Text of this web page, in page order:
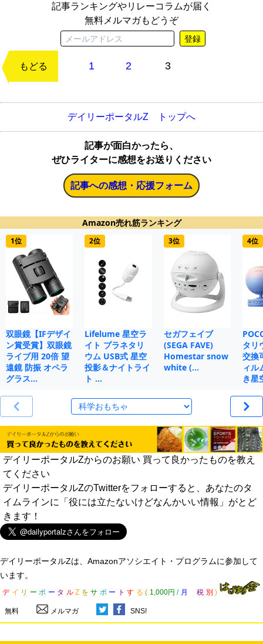
記事ランキングやリレーコラムが届く
無料メルマガもどうぞ
登録
もどる 1 2 3
デイリーポータルZ トップへ
記事が面白かったら、
ぜひライターに感想をお送りください
記事への感想・応援フォーム
Amazon売れ筋ランキング
1位
双眼鏡【IFデザイ
ン賞受賞】双眼鏡
ライブ用 20倍 望
遠鏡 防振 オペラ
グラス…
2位
Lifelume 星空ラ
イト プラネタリ
ウム USB式 星空
投影＆ナイトライ
ト …
3位
セガフェイブ
(SEGA FAVE)
Homestar snow
white (…
4位
タリ
交換
ィル
き星
デイリーポータルZからのお願い 買って良かったものを教え
てください
デイリーポータルZのTwitterをフォローすると、あなたのタ
イムラインに「役には立たないけどなんかいい情報」がとど
きます！
デイリーポータルZは、Amazonアソシエイト・プログラムに参加して
います。
デ イ リ ー ポ ー タ ル Z を サ ポ ー ト す る ( 1,000円 / 月 税 別 )
無料 メルマガ SNS!